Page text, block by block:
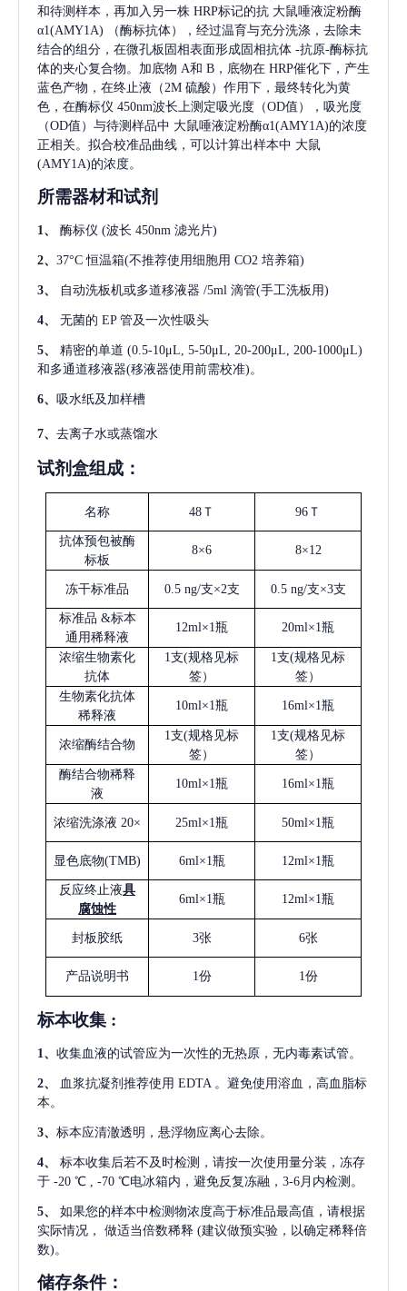
和待测样本，再加入另一株 HRP标记的抗 大鼠唾液淀粉酶
α1(AMY1A)
（酶标抗体），经过温育与充分洗涤，去除未
结合的组分，在微孔板固相表面形成固相抗体 -抗原-酶标抗
体的夹心复合物。加底物 A和 B，底物在 HRP催化下，产生
蓝色产物，在终止液（2M 硫酸）作用下，最终转化为黄
色，在酶标仪 450nm波长上测定吸光度（OD值），吸光度
（OD值）与待测样品中 大鼠唾液淀粉酶α1(AMY1A)的浓度
正相关。拟合校准品曲线，可以计算出样本中 大鼠
(AMY1A)的浓度。
所需器材和试剂
1、 酶标仪 (波长 450nm 滤光片)
2、 37°C 恒温箱(不推荐使用细胞用 CO2 培养箱)
3、 自动洗板机或多道移液器 /5ml 滴管(手工洗板用)
4、 无菌的 EP 管及一次性吸头
5、 精密的单道 (0.5-10μL, 5-50μL, 20-200μL, 200-1000μL)
和多通道移液器(移液器使用前需校准)。
6、 吸水纸及加样槽
7、 去离子水或蒸馏水
试剂盒组成：
名称 48Ｔ 96Ｔ
抗体预包被酶
标板
8×6 8×12
冻干标准品 0.5 ng/支×2支 0.5 ng/支×3支
标准品 &标本
通用稀释液
12ml×1瓶 20ml×1瓶
浓缩生物素化
抗体
1支(规格见标
签）
1支(规格见标
签）
生物素化抗体
稀释液
10ml×1瓶 16ml×1瓶
浓缩酶结合物
1支(规格见标
签）
1支(规格见标
签）
酶结合物稀释
液
10ml×1瓶 16ml×1瓶
浓缩洗涤液 20× 25ml×1瓶 50ml×1瓶
显色底物(TMB) 6ml×1瓶 12ml×1瓶
反应终止液具
腐蚀性
6ml×1瓶 12ml×1瓶
封板胶纸 3张 6张
产品说明书 1份 1份
标本收集 :
1 、 收集血液的试管应为一次性的无热原，无内毒素试管。
2、 血浆抗凝剂推荐使用 EDTA 。避免使用溶血，高血脂标
本。
3、 标本应清澈透明，悬浮物应离心去除。
4、
标本收集后若不及时检测，请按一次使用量分装，冻存
于 -20 ℃ , -70 ℃电冰箱内，避免反复冻融，3-6月内检测。
5、
如果您的样本中检测物浓度高于标准品最高值，请根据
实际情况，
做适当倍数稀释 (建议做预实验，以确定稀释倍
数)。
储存条件：